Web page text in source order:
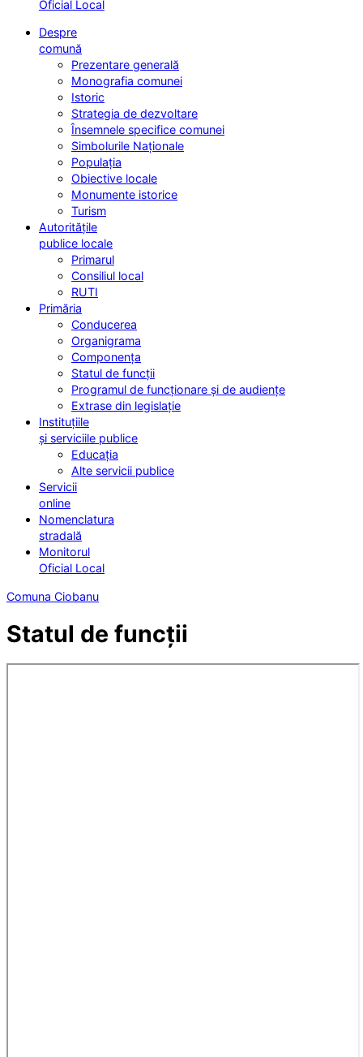
Oficial Local
Despre
comună
Prezentare generală
Monografia comunei
Istoric
Strategia de dezvoltare
Însemnele specifice comunei
Simbolurile Naționale
Populația
Obiective locale
Monumente istorice
Turism
Autoritățile
publice locale
Primarul
Consiliul local
RUTI
Primăria
Conducerea
Organigrama
Componența
Statul de funcții
Programul de funcționare și de audiențe
Extrase din legislație
Instituțiile
și serviciile publice
Educația
Alte servicii publice
Servicii
online
Nomenclatura
stradală
Monitorul
Oficial Local
Comuna Ciobanu
Statul de funcții